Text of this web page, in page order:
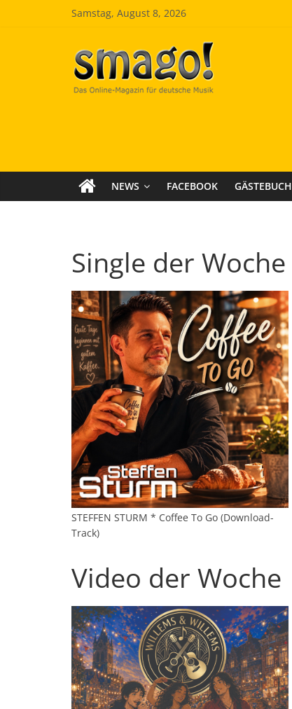
Samstag, August 8, 2026
Smago
SchlagerMAGazinOnline
NEWS FACEBOOK GÄSTEBUCH
Single der Woche
STEFFEN STURM * Coffee To Go (Download-
Track)
Video der Woche